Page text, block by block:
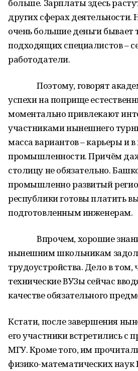
больше. Зарплаты здесь
других сферах деятельности.
очень большие деньги бывает
подходящих специалистов –
работодатели.
Поэтому, говорят
успехи на поприще
моментально привлекают
участниками нынешнего
масса вариантов – карьеры и в
промышленности. Причём
столицу не обязательно.
промышленно развитый
республики готовы платить
подготовленным инженерам.
Впрочем, хорошие
нынешним школьникам
трудоустройства. Дело в том,
технические ВУЗы сейчас
качестве обязательного
Кстати, после завершения
его участники встретились с
МГУ. Кроме того, им
физико-математических